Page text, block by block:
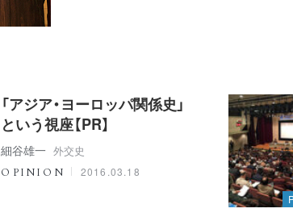
「アジア・ヨーロッパ関係史」
という視座【PR】
細谷雄一 外交史
OPINION
2016.03.18